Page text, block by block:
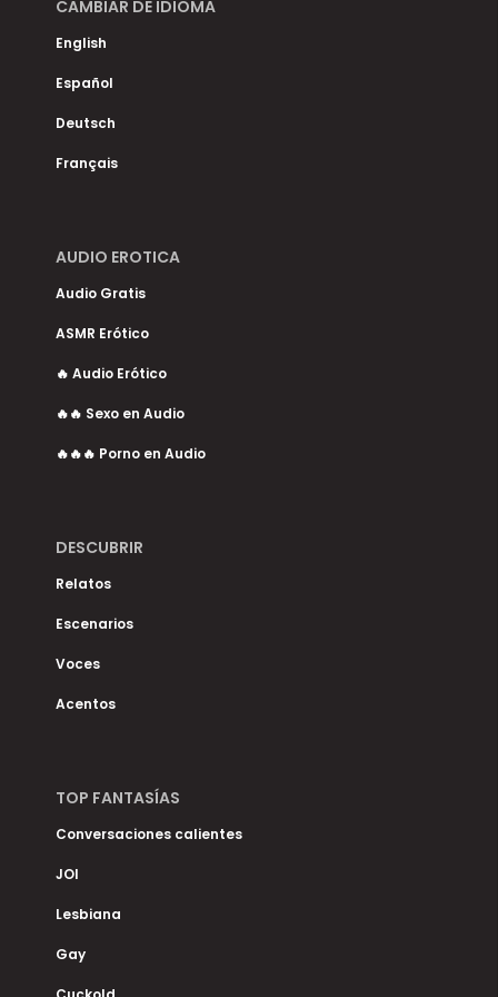
CAMBIAR DE IDIOMA
English
Español
Deutsch
Français
AUDIO EROTICA
Audio Gratis
ASMR Erótico
🔥 Audio Erótico
🔥🔥 Sexo en Audio
🔥🔥🔥 Porno en Audio
DESCUBRIR
Relatos
Escenarios
Voces
Acentos
TOP FANTASÍAS
Conversaciones calientes
JOI
Lesbiana
Gay